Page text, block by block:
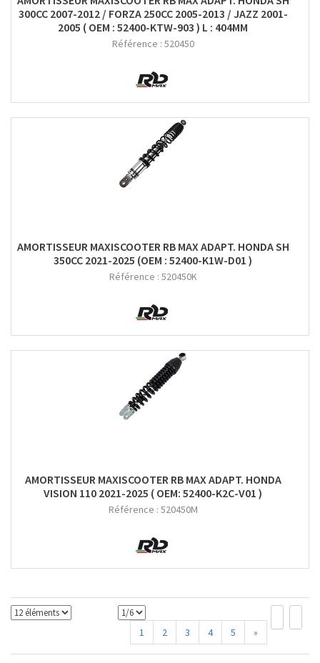
300CC 2007-2012 / FORZA 250CC 2005-2013 / JAZZ 2001-
2005 ( OEM : 52400-KTW-903 ) L : 404MM
Référence : 520450
AMORTISSEUR MAXISCOOTER RB MAX ADAPT. HONDA SH
350CC 2021-2025 (OEM : 52400-K1W-D01 )
Référence : 520450K
AMORTISSEUR MAXISCOOTER RB MAX ADAPT. HONDA
VISION 110 2021-2025 ( OEM: 52400-K2C-V01 )
Référence : 520450M
1 2 3 4 5 »